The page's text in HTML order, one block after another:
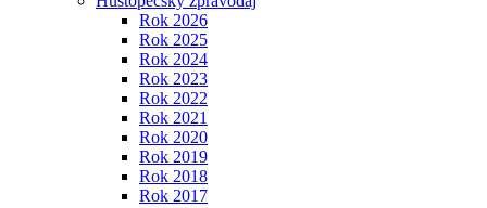
Rok 2026
Rok 2025
Rok 2024
Rok 2023
Rok 2022
Rok 2021
Rok 2020
Rok 2019
Rok 2018
Rok 2017